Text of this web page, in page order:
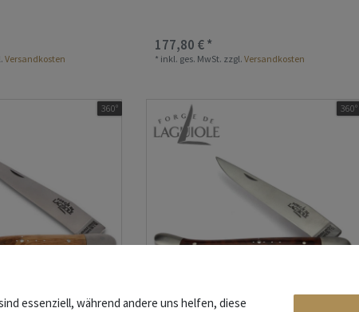
Versandkosten
177,80 € *
* inkl. ges. MwSt. zzgl.Versandkosten
360° 360°
essenziell, während andere uns helfen, diese